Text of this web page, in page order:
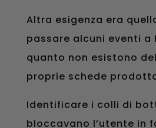
Altra esigenza era
passare alcuni eventi a
quanto non esistono
proprie schede
Identificare i colli di
bloccavano l’utente in